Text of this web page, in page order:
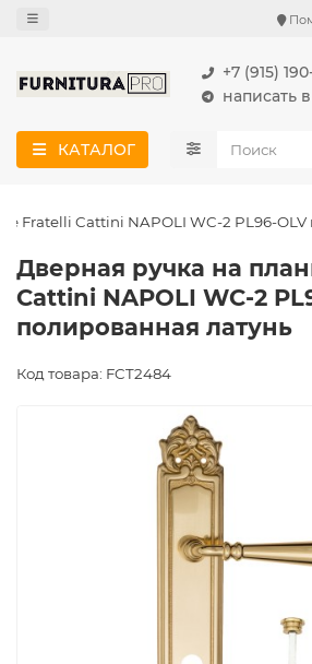
+7 (915)
написать
КАТАЛОГ
Fratelli Cattini NAPOLI WC-2 PL96-OLV
Дверная ручка на
Cattini NAPOLI WC-2
полированная латунь
Код товара: FCT2484